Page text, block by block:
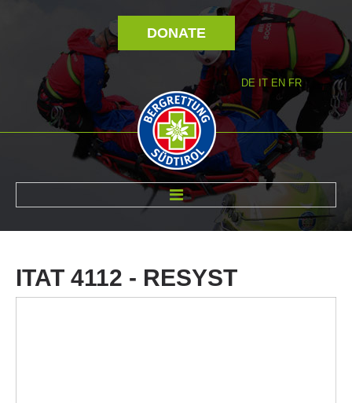
DONATE
DE IT EN FR
ITAT 4112 - RESYST